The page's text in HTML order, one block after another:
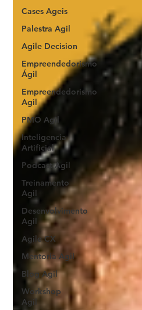
Cases Ageis
Palestra Agil
Agile Decision
Empreendedorismo
Ágil
Empreendedorismo
Agil
PMO Agil
Inteligencia
Artificial
Podcast Agil
Treinamento
Agil
Desenvolvimento
Agil
Agile CX
Mentoria Agil
Blog Agil
Workshop
Agil